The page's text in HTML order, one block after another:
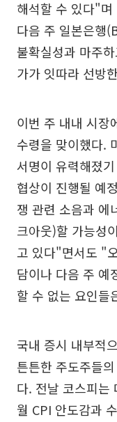
해석할 수 있다"
다음 주 일본은행
불확실성과 마주
가가 잇따라 선방
이번 주 내내 시장
수령을 맞이했다.
서명이 유력해졌
협상이 진행될 예
쟁 관련 소음과 에
크아웃)할 가능성
고 있다"면서도 "
담이나 다음 주 예
할 수 없는 요인들
국내 증시 내부적
튼튼한 주도주들
다. 전날 코스피는
월 CPI 안도감과